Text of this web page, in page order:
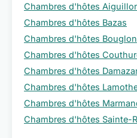
Chambres d'hôtes
Chambres d'hôtes Bazas
Chambres d'hôtes Bouglon
Chambres d'hôtes
Chambres d'hôtes
Chambres d'hôtes
Chambres d'hôtes
Chambres d'hôtes Sainte-